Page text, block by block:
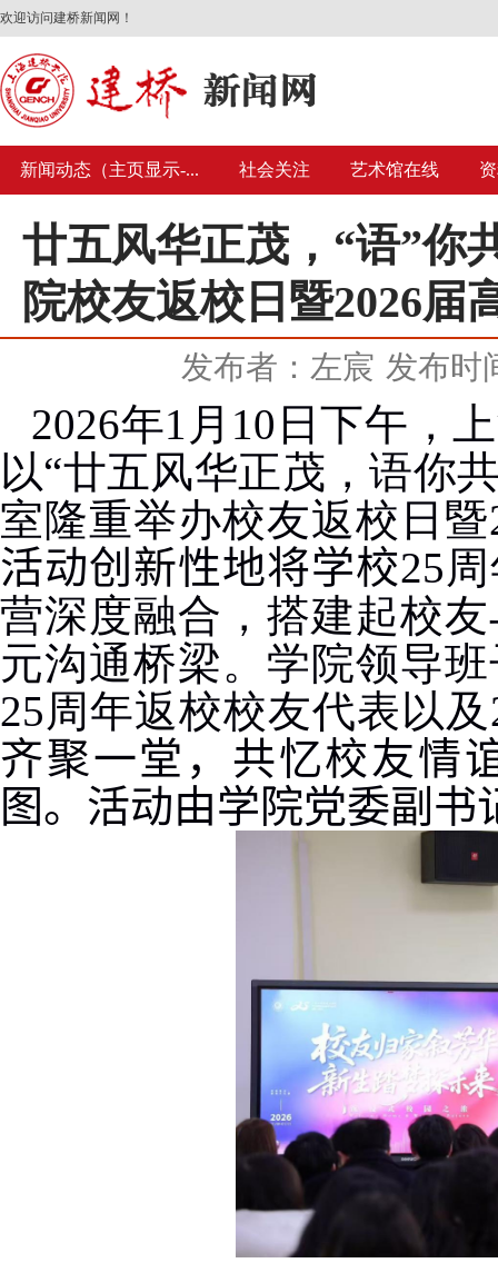
欢迎访问建桥新闻网！
新闻动态（主页显示-... 社会关注 艺术馆在线
廿五风华正茂，“语”
院校友返校日暨2026届
发布者：左宸 发布时
2026年1 月 10 日下午，
以“廿五风华正茂，语你
室隆重举办校友返校日暨
活动创新性地将学校25
营深度融合，搭建起校
元沟通桥梁。学院领导
25周年返校校友代表以及
齐聚一堂，共忆校友情
图。 活动由学院党委副书